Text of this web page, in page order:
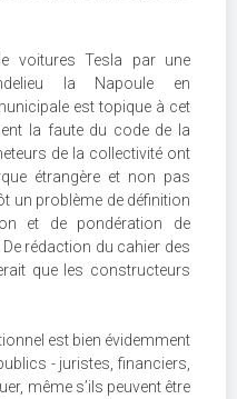
voitures Tesla par une
la Napoule en
est topique à cet
la faute du code de la
de la collectivité ont
étrangère et non pas
un problème de définition
et de pondération de
rédaction du cahier des
que les constructeurs
est bien évidemment
- juristes, financiers,
même s’ils peuvent être